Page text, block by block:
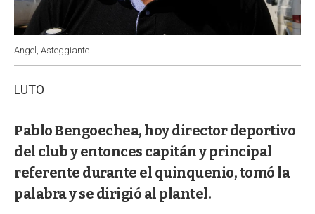
Angel, Asteggiante
LUTO
Pablo Bengoechea, hoy director deportivo
del club y entonces capitán y principal
referente durante el quinquenio, tomó la
palabra y se dirigió al plantel.